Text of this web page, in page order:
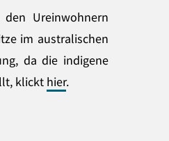
Ureinwohnern
im australischen
da die indigene
klickt hier.